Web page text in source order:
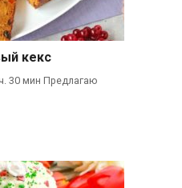
кекс
30 мин Предлагаю